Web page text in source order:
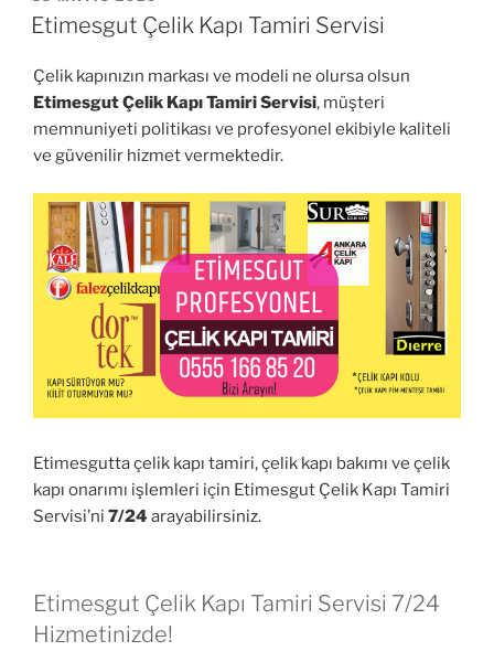
TARIHI
Etimesgut Çelik Kapı Tamiri Servisi
Çelik kapınızın markası ve modeli ne olursa olsun
Etimesgut Çelik Kapı Tamiri Servisi, müşteri
memnuniyeti politikası ve profesyonel ekibiyle kaliteli
ve güvenilir hizmet vermektedir.
Etimesgutta çelik kapı tamiri, çelik kapı bakımı ve çelik
kapı onarımı işlemleri için Etimesgut Çelik Kapı Tamiri
Servisi’ni 7/24 arayabilirsiniz.
Etimesgut Çelik Kapı Tamiri Servisi 7/24
Hizmetinizde!